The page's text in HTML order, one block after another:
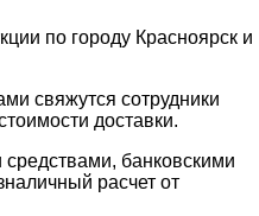
по городу Красноярск и
свяжутся сотрудники
доставки.
банковскими
расчет от